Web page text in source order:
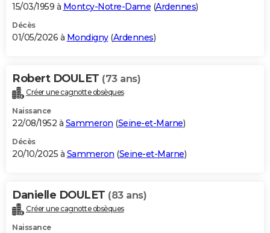
GUIDES D'ACHAT
BONS PLANS
Carte de Noël
Carte Bonne année
Carte Saint-Valentin
Carte Pâques
Carte d'anniversaire
DICTIONNAIRE
Dictionnaire
Biographies
Citations
Expressions
Proverbes
PROGRAMME TV
S'inscrire
Se connecter
Lycées
Collèges
Primaires
Universités
Entreprises
Service militaire
Avis de recherche
AVIS DE DÉCÈS
Bricolage
Lifestyle
Culture
Sport
Auto
Television
Voyage
Cinema
15/03/1959 à Montcy-Notre-Dame (Ardennes)
Décès
01/05/2026 à Mondigny(Ardennes)
Robert DOULET (73 ans)
Créer une cagnotte obsèques
Naissance
22/08/1952 à Sammeron (Seine-et-Marne)
Décès
20/10/2025 à Sammeron (Seine-et-Marne)
Danielle DOULET (83 ans)
Créer une cagnotte obsèques
Naissance